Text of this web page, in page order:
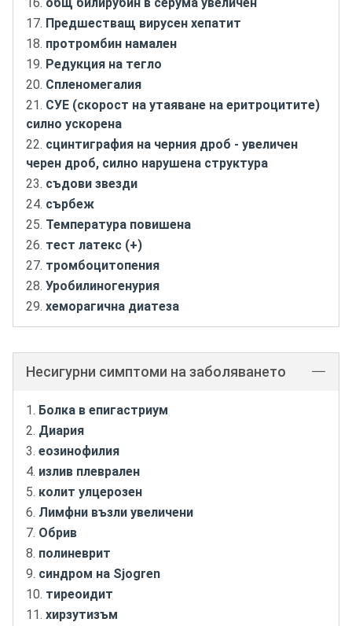
Предшестващ вирусен хепатит
протромбин намален
Редукция на тегло
Спленомегалия
СУЕ (скорост на утаяване на еритроцитите)
силно ускорена
сцинтиграфия на черния дроб - увеличен
черен дроб, силно нарушена структура
съдови звезди
сърбеж
Температура повишена
тест латекс (+)
тромбоцитопения
Уробилиногенурия
хеморагична диатеза
Несигурни симптоми на заболяването
Болка в епигастриум
Диария
еозинофилия
излив плеврален
колит улцерозен
Лимфни възли увеличени
Обрив
полиневрит
синдром на Sjogren
тиреоидит
хирзутизъм